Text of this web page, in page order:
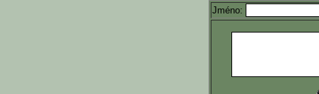
Jméno: